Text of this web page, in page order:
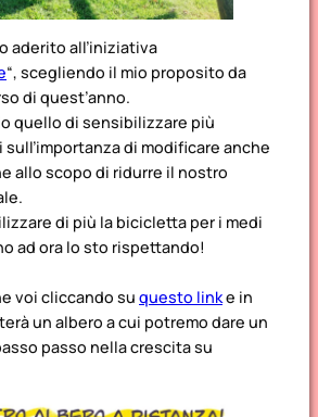
aderito all’iniziativa
“, scegliendo il mio proposito da
di quest’anno.
quello di sensibilizzare più
di modificare anche
allo scopo di ridurre il nostro
di più la bicicletta per i medi
ad ora lo sto rispettando!
voi cliccando su questo linke in
un albero a cui potremo dare un
passo nella crescita su